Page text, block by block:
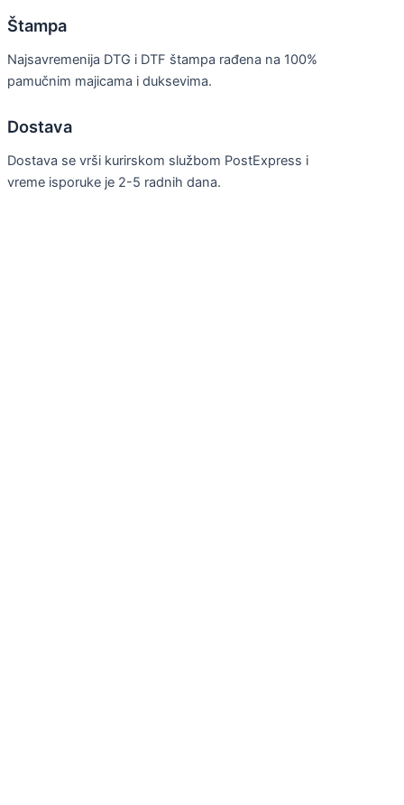
Štampa
Najsavremenija DTG i DTF štampa rađena na 100%
pamučnim majicama i duksevima.
Dostava
Dostava se vrši kurirskom službom PostExpress i
vreme isporuke je 2-5 radnih dana.